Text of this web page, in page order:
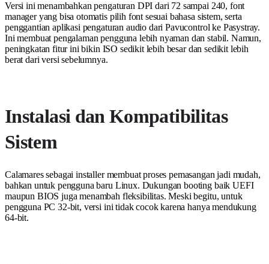
Versi ini menambahkan pengaturan DPI dari 72 sampai 240, font
manager yang bisa otomatis pilih font sesuai bahasa sistem, serta
penggantian aplikasi pengaturan audio dari Pavucontrol ke Pasystray.
Ini membuat pengalaman pengguna lebih nyaman dan stabil. Namun,
peningkatan fitur ini bikin ISO sedikit lebih besar dan sedikit lebih
berat dari versi sebelumnya.
Instalasi dan Kompatibilitas
Sistem
Calamares sebagai installer membuat proses pemasangan jadi mudah,
bahkan untuk pengguna baru Linux. Dukungan booting baik UEFI
maupun BIOS juga menambah fleksibilitas. Meski begitu, untuk
pengguna PC 32-bit, versi ini tidak cocok karena hanya mendukung
64-bit.